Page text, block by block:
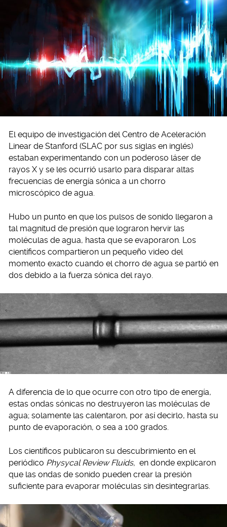
El equipo de investigación del Centro de Aceleración
Linear de Stanford (SLAC por sus siglas en inglés)
estaban experimentando con un poderoso láser de
rayos X y se les ocurrió usarlo para disparar altas
frecuencias de energía sónica a un chorro
microscópico de agua.
Hubo un punto en que los pulsos de sonido llegaron a
tal magnitud de presión que lograron hervir las
moléculas de agua, hasta que se evaporaron. Los
científicos compartieron un pequeño video del
momento exacto cuando el chorro de agua se partió en
dos debido a la fuerza sónica del rayo.
A diferencia de lo que ocurre con otro tipo de energía,
estas ondas sónicas no destruyeron las moléculas de
agua; solamente las calentaron, por así decirlo, hasta su
punto de evaporación, o sea a 100 grados.
Los científicos publicaron su descubrimiento en el
periódico Physycal Review Fluids, en donde explicaron
que las ondas de sonido pueden crear la presión
suficiente para evaporar moléculas sin desintegrarlas.